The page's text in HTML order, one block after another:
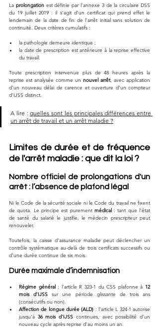
La prolongation est définie par l’annexe 3 de la circulaire DSS
du 19 juillet 2019 : il s’agit d’un certificat qui prend effet le
lendemain de la date de fin de l’arrêt initial sans solution de
continuité. Deux critères cumulatifs :
la pathologie demeure identique ;
la date de prescription est antérieure à la reprise effective
du travail.
Toute prescription intervenue plus de 48 heures après la
reprise est analysée comme un nouvel arrêt, avec application
d’un nouveau délai de carence et ouverture d’un compteur
d’IJSS distinct.
A lire : quelles sont les principales différences entre
un arrêt de travail et un arrêt maladie ?
Limites de durée et de fréquence
de l'arrêt maladie : que dit la loi ?
Nombre officiel de prolongations d'un
arrêt : l’absence de plafond légal
Ni le Code de la sécurité sociale ni le Code du travail ne fixent
de quota. Le principe est purement médical : tant que l’état
de santé du salarié le justifie, le médecin prescripteur peut
renouveler.
Toutefois, la caisse d’assurance maladie peut déclencher un
contrôle systématique au-delà de trois certificats successifs ou
d’une durée continue de six mois.
Durée maximale d’indemnisation
Régime général : l’article R 323-1 du CSS plafonne à 12
mois d’IJSS sur une période glissante de trois ans
(consécutifs ou non).
Affection de longue durée (ALD) : l’article L 324-1 autorise
jusqu’à 36 mois d’IJSS continues, avec possibilité d’un
nouveau cycle après reprise d’au moins un an.